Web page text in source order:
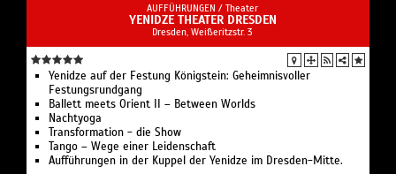
AUFFÜHRUNGEN / Theater
YENIDZE THEATER DRESDEN
Dresden, Weißeritzstr. 3
Yenidze auf der Festung Königstein: Geheimnisvoller
Festungsrundgang
Ballett meets Orient II – Between Worlds
Nachtyoga
Transformation - die Show
Tango – Wege einer Leidenschaft
Aufführungen in der Kuppel der Yenidze im Dresden-Mitte.